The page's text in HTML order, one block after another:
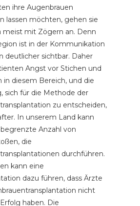
ihre Augenbrauen
lassen möchten, gehen sie
meist mit Zögern an. Denn
ist in der Kommunikation
deutlicher sichtbar. Daher
Angst vor Stichen und
in diesem Bereich, und die
sich für die Methode der
zu entscheiden,
In unserem Land kann
Anzahl von
die
durchführen.
kann eine
dazu führen, dass Ärzte
nicht
haben. Die